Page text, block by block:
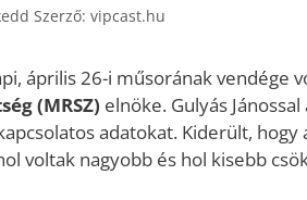
Szerző: vipcast.hu
április 26-i műsorának vendége
(MRSZ) elnöke. Gulyás
adatokat. Kiderült,
voltak nagyobb és hol kisebb